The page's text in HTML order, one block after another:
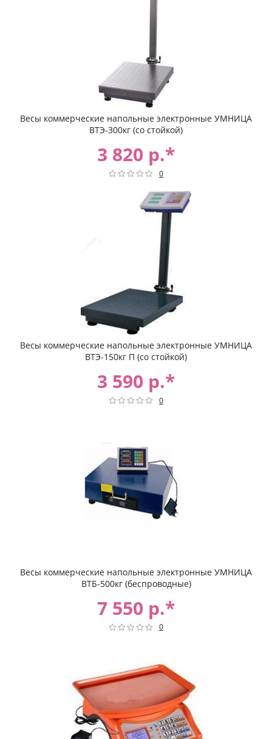
Весы коммерческие напольные электронные УМНИЦА
ВТЭ-300кг (со стойкой)
3 820 р.*
0
Весы коммерческие напольные электронные УМНИЦА
ВТЭ-150кг П (со стойкой)
3 590 р.*
0
Весы коммерческие напольные электронные УМНИЦА
ВТБ-500кг (беспроводные)
7 550 р.*
0